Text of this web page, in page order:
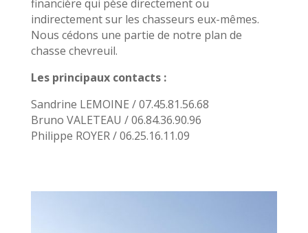
financière qui pèse directement ou
indirectement sur les chasseurs eux-mêmes.
Nous cédons une partie de notre plan de
chasse chevreuil.
Les principaux contacts :
Sandrine LEMOINE / 07.45.81.56.68
Bruno VALETEAU / 06.84.36.90.96
Philippe ROYER / 06.25.16.11.09